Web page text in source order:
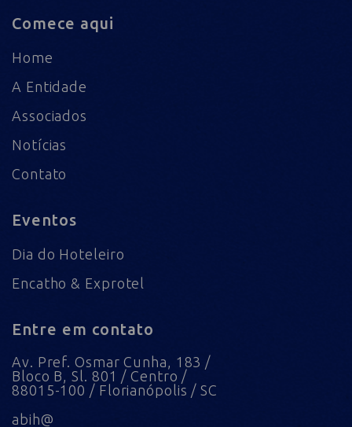
Comece aqui
Home
A Entidade
Associados
Notícias
Contato
Eventos
Dia do Hoteleiro
Encatho & Exprotel
Entre em contato
Av. Pref. Osmar Cunha, 183 /
Bloco B, Sl. 801 / Centro /
88015-100 / Florianópolis / SC
abih@